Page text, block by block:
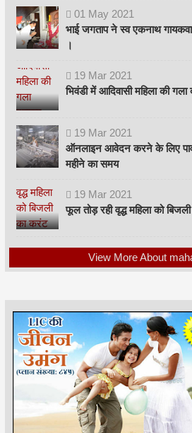
01 May 2021
भाई जगताप ने स्व एकनाथ
।
19 Mar 2021
भिवंडी में आदिवासी महिला की गला
19 Mar 2021
ऑनलाइन आवेदन करने के लिए
महीने का समय
19 Mar 2021
फूल तोड़ रही वृद्ध महिला को
View More About